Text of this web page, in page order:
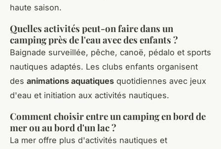
haute saison.
Quelles activités peut-on faire dans un
camping près de l'eau avec des enfants ?
Baignade surveillée, pêche, canoë, pédalo et sports
nautiques adaptés. Les clubs enfants organisent
des animations aquatiques quotidiennes avec jeux
d'eau et initiation aux activités nautiques.
Comment choisir entre un camping en bord de
mer ou au bord d'un lac ?
La mer offre plus d'activités nautiques et